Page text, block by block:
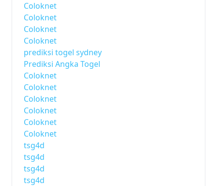
Coloknet
Coloknet
Coloknet
Coloknet
prediksi togel sydney
Prediksi Angka Togel
Coloknet
Coloknet
Coloknet
Coloknet
Coloknet
Coloknet
tsg4d
tsg4d
tsg4d
tsg4d